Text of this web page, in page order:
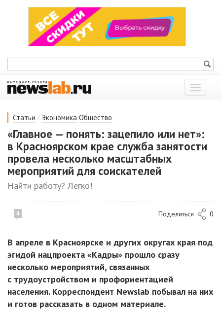
Показать
меню
Статьи / Экономика Общество
«Главное — понять: зацепило или нет»:
в Красноярском крае служба занятости
провела несколько масштабных
мероприятий для соискателей
Найти работу? Легко!
4 Поделиться 0
В апреле в Красноярске и других округах края под
эгидой нацпроекта «Кадры» прошло сразу
несколько мероприятий, связанных
с трудоустройством и профориентацией
населения. Корреспондент Newslab побывал на них
и готов рассказать в одном материале.